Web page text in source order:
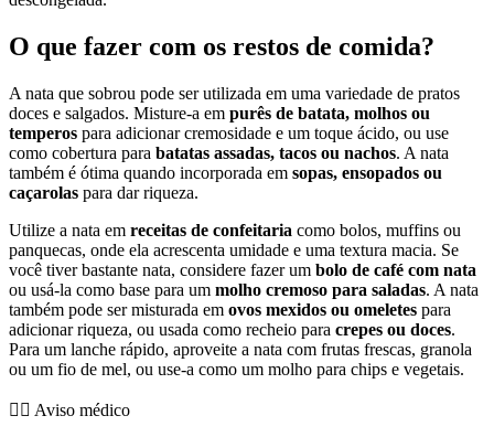
O que fazer com os restos de comida?
A nata que sobrou pode ser utilizada em uma variedade de pratos
doces e salgados. Misture-a em purês de batata, molhos ou
temperos para adicionar cremosidade e um toque ácido, ou use
como cobertura para batatas assadas, tacos ou nachos. A nata
também é ótima quando incorporada em sopas, ensopados ou
caçarolas para dar riqueza.
Utilize a nata em receitas de confeitaria como bolos, muffins ou
panquecas, onde ela acrescenta umidade e uma textura macia. Se
você tiver bastante nata, considere fazer um bolo de café com nata
ou usá-la como base para um molho cremoso para saladas. A nata
também pode ser misturada em ovos mexidos ou omeletes para
adicionar riqueza, ou usada como recheio para crepes ou doces.
Para um lanche rápido, aproveite a nata com frutas frescas, granola
ou um fio de mel, ou use-a como um molho para chips e vegetais.
👨‍⚕️️ Aviso médico